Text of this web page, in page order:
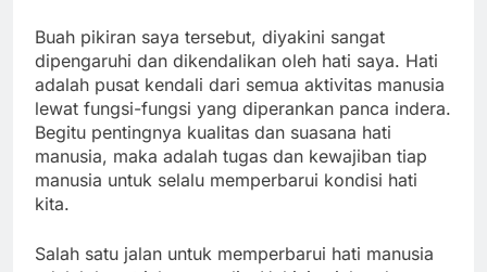
Buah pikiran saya tersebut, diyakini sangat
dipengaruhi dan dikendalikan oleh hati saya. Hati
adalah pusat kendali dari semua aktivitas manusia
lewat fungsi-fungsi yang diperankan panca indera.
Begitu pentingnya kualitas dan suasana hati
manusia, maka adalah tugas dan kewajiban tiap
manusia untuk selalu memperbarui kondisi hati
kita.
Salah satu jalan untuk memperbarui hati manusia